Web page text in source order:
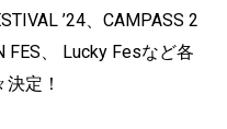
’24、CAMPASS 2
FES、 Lucky Fesなど各
定！